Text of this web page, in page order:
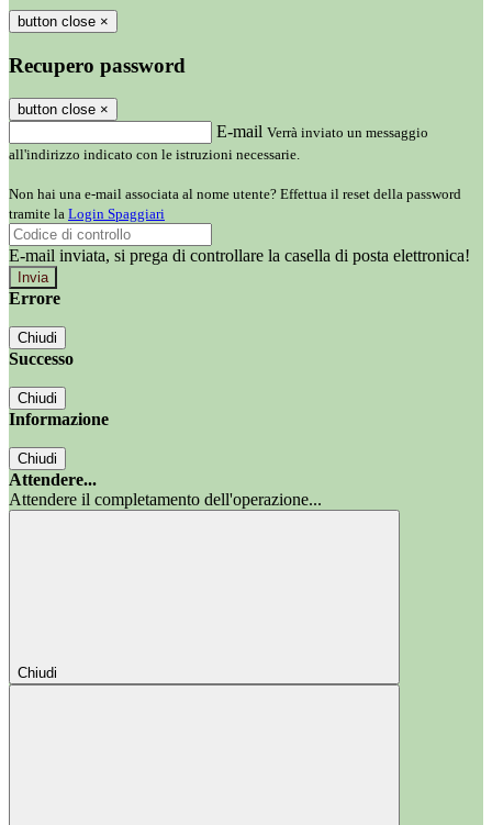
button close ×
Recupero password
button close ×
E-mail Verrà inviato un messaggio
all'indirizzo indicato con le istruzioni necessarie.
Non hai una e-mail associata al nome utente? Effettua il reset della password
tramite la Login Spaggiari
E-mail inviata, si prega di controllare la casella di posta elettronica!
Errore
Chiudi
Successo
Chiudi
Informazione
Chiudi
Attendere...
Attendere il completamento dell'operazione...
Chiudi